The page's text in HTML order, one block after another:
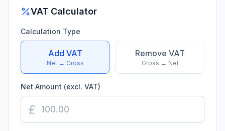
VAT Calculator
Calculation Type
Add VAT
Net → Gross
Remove VAT
Gross → Net
Net Amount (excl. VAT)